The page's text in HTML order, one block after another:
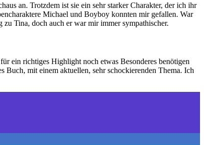
an. Trotzdem ist sie ein sehr starker Charakter, der ich ihr
Michael und Boyboy konnten mir gefallen. War
Tina, doch auch er war mir immer sympathischer.
ein richtiges Highlight noch etwas Besonderes benötigen
Buch, mit einem aktuellen, sehr schockierenden Thema. Ich